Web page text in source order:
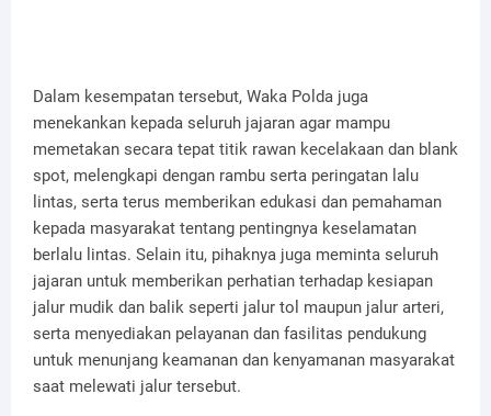
Dalam kesempatan tersebut, Waka Polda juga
menekankan kepada seluruh jajaran agar mampu
memetakan secara tepat titik rawan kecelakaan dan blank
spot, melengkapi dengan rambu serta peringatan lalu
lintas, serta terus memberikan edukasi dan pemahaman
kepada masyarakat tentang pentingnya keselamatan
berlalu lintas. Selain itu, pihaknya juga meminta seluruh
jajaran untuk memberikan perhatian terhadap kesiapan
jalur mudik dan balik seperti jalur tol maupun jalur arteri,
serta menyediakan pelayanan dan fasilitas pendukung
untuk menunjang keamanan dan kenyamanan masyarakat
saat melewati jalur tersebut.